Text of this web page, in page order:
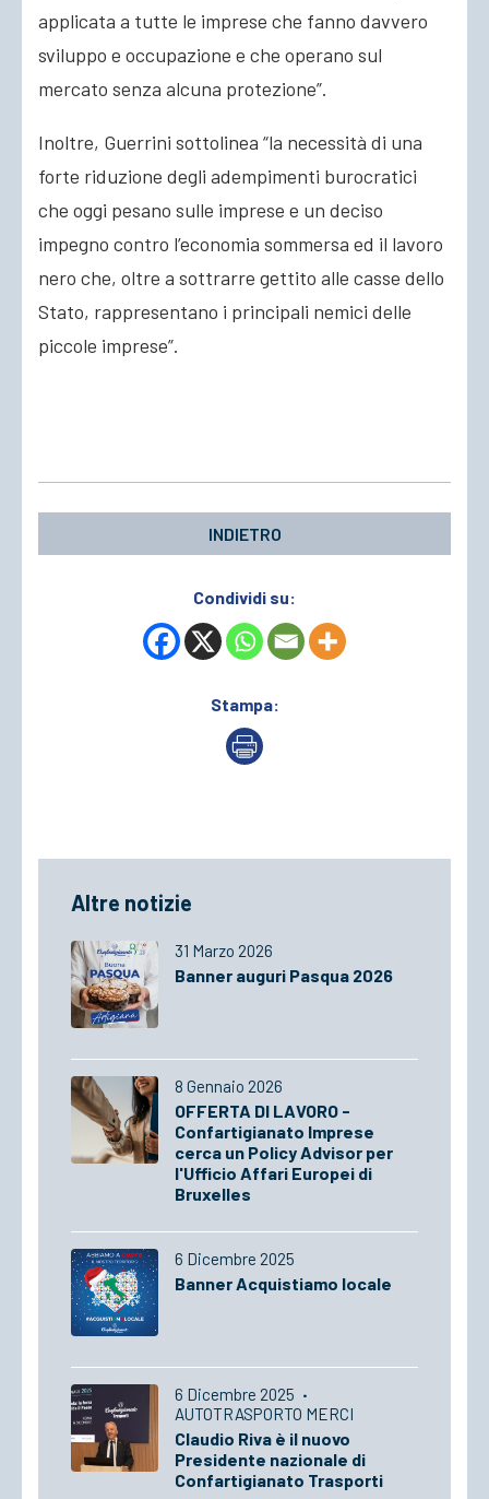
applicata a tutte le imprese che fanno davvero
sviluppo e occupazione e che operano sul
mercato senza alcuna protezione”.
Inoltre, Guerrini sottolinea “la necessità di una
forte riduzione degli adempimenti burocratici
che oggi pesano sulle imprese e un deciso
impegno contro l’economia sommersa ed il lavoro
nero che, oltre a sottrarre gettito alle casse dello
Stato, rappresentano i principali nemici delle
piccole imprese”.
INDIETRO
Condividi su:
Stampa:
Altre notizie
31 Marzo 2026
Banner auguri Pasqua 2026
8 Gennaio 2026
OFFERTA DI LAVORO -
Confartigianato Imprese
cerca un Policy Advisor per
l'Ufficio Affari Europei di
Bruxelles
6 Dicembre 2025
Banner Acquistiamo locale
6 Dicembre 2025 ·
AUTOTRASPORTO MERCI
Claudio Riva è il nuovo
Presidente nazionale di
Confartigianato Trasporti